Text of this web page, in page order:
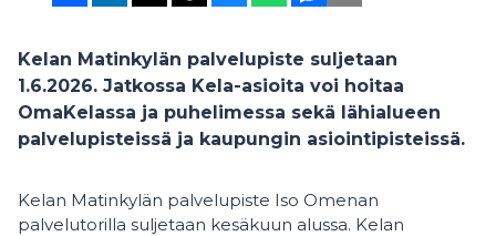
Kelan Matinkylän palvelupiste suljetaan
1.6.2026. Jatkossa Kela-asioita voi hoitaa
OmaKelassa ja puhelimessa sekä lähialueen
palvelupisteissä ja kaupungin asiointipisteissä.
Kelan Matinkylän palvelupiste Iso Omenan
palvelutorilla suljetaan kesäkuun alussa. Kelan